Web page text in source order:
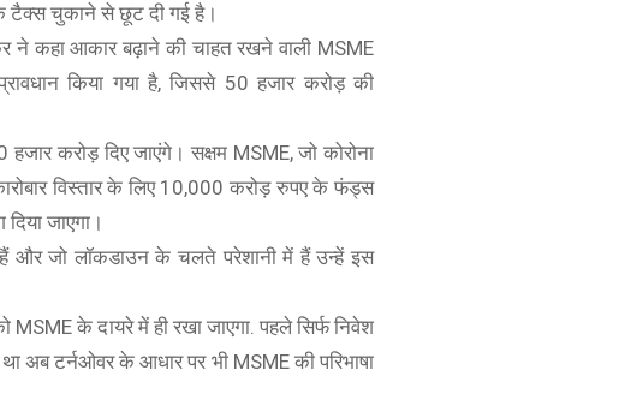
टैक्स चुकाने से छूट दी गई है।
ने कहा आकार बढ़ाने की चाहत रखने वाली MSME
किया गया है, जिससे 50 हजार करोड़ की
करोड़ दिए जाएंगे। सक्षम MSME, जो कोरोना
विस्तार के लिए 10,000 करोड़ रुपए के फंड्स
जाएगा।
और जो लॉकडाउन के चलते परेशानी में हैं उन्हें इस
MSME के दायरे में ही रखा जाएगा. पहले सिर्फ निवेश
अब टर्नओवर के आधार पर भी MSME की परिभाषा